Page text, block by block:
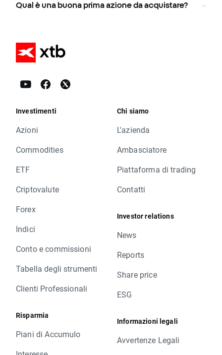
Qual è una buona prima azione da acquistare?
Investimenti
Azioni
Commodities
ETF
Criptovalute
Forex
Indici
Conto e commissioni
Tabella degli strumenti
Clienti Professionali
Risparmia
Piani di Accumulo
Chi siamo
L'azienda
Ambasciatore
Piattaforma di trading
Contatti
Investor relations
News
Reports
Share price
ESG
Informazioni legali
Avvertenze Legali